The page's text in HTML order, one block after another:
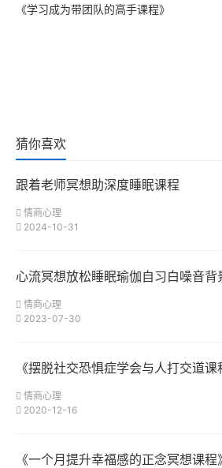
《学习成为带团队的高手课程》
猜你喜欢
跟着老师冥想助深度睡眠课程
情商心理
2024-10-31
心流冥想放松睡眠瑜伽自习白噪音
情商心理
2023-07-30
《摆脱社交恐惧症学会与人打交道课
情商心理
2020-12-16
《一个月提升幸福感的正念冥想课程